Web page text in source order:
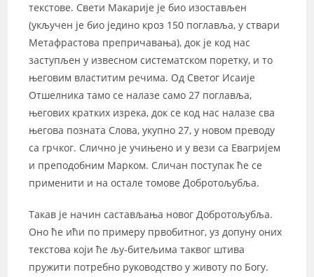
текстове. Свети Макарије је био изостављен
(укључен је био једино кроз 150 поглавља, у ствари
Метафрастова препричавања), док је код нас
заступљен у извесном систематском поретку, и то
његовим властитим речима. Од Светог Исаије
Отшелника тамо се налазе само 27 поглавља,
његових кратких изрека, док се код нас налазе сва
његова позната Слова, укупно 27, у новом преводу
са грчког. Слично је учињено и у вези са Евагријем
и преподобним Марком. Сличан поступак ће се
применити и на остале томове Добротољубља.
Такав је начин састављања новог Добротољубља.
Оно ће ићи по примеру првобитног, уз допуну оних
текстова који ће љу-битељима таквог штива
пружити потребно руководство у животу по Богу.